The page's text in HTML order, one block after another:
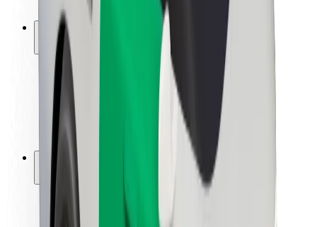
Fundusz Miejski
Bezpieczeństwo
Bezpieczeństwo pasażerów
Bezpieczeństwo kierowców
Bezpieczna jazda na hulajnogach
Laboratorium bezpieczeństwa
Miasta
Lokalizacje
Rozwiązania dla miast